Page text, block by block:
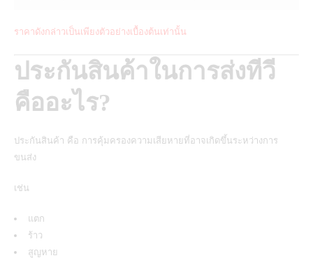
ราคาดังกล่าวเป็นเพียงตัวอย่างเบื้องต้นเท่านั้น
ประกันสินค้าในการส่งทีวี
คืออะไร?
ประกันสินค้า คือ การคุ้มครองความเสียหายที่อาจเกิดขึ้นระหว่างการ
ขนส่ง
เช่น
แตก
ร้าว
สูญหาย